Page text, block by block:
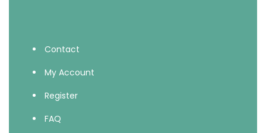
Contact
My Account
Register
FAQ